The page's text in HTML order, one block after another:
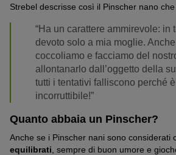
Strebel descrisse così il Pinscher nano
“Ha un carattere ammirevole: in
devoto solo a mia moglie.
coccoliamo e facciamo del
allontanarlo dall’oggetto della
tutti i tentativi falliscono perché
incorruttibile!”
Quanto abbaia un Pinscher?
Anche se i Pinscher nani sono considerati
equilibrati , sempre di buon umore e